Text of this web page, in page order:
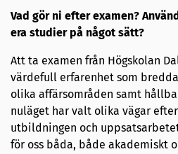
Vad gör ni efter examen?
era studier på något sätt?
Att ta examen från Högskolan
värdefull erfarenhet som
olika affärsområden samt
nuläget har valt olika vägar
utbildningen och
för oss båda, både akademiskt